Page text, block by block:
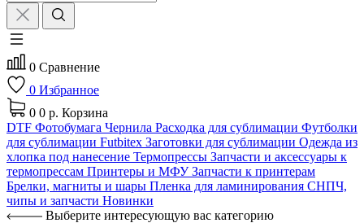
0 Сравнение
0 Избранное
0 0 р. Корзина
DTF Фотобумага Чернила Расходка для сублимации Футболки
для сублимации Futbitex Заготовки для сублимации Одежда из
хлопка под нанесение Термопрессы Запчасти и аксессуары к
термопрессам Принтеры и МФУЗапчасти к принтерам
Брелки, магниты и шары Пленка для ламинирования СНПЧ,
чипы и запчасти Новинки
Выберите интересующую вас категорию